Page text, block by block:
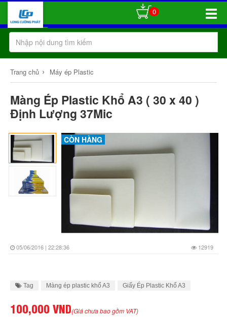
Toggle
0
Trang chủ › Máy ép Plastic
Màng Ép Plastic Khổ A3 ( 30 x 40 )
Định Lượng 37Mic
CÒN HÀNG
05/06/2016 | 22:28:36 12919
Tag Màng ép plastic khổ A3 Giấy Ép Plastic Khổ A3
100,000 VND(Giá chưa bao gồm VAT)